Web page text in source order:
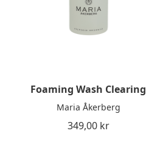
Foaming Wash Clearing
Maria Åkerberg
349,00 kr